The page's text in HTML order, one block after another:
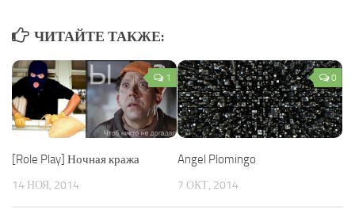
ЧИТАЙТЕ ТАКЖЕ:
1
[Role Play] Ночная кража
14 НОЯ, 2014
0
Angel Plomingo
7 ОКТ, 2014